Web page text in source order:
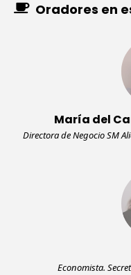
Oradores en
María del
Directora de Negocio SM
Economista.